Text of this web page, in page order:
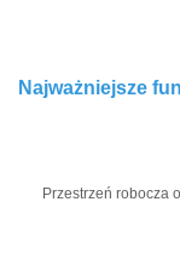
Najważniejsze
Przestrzeń robocza